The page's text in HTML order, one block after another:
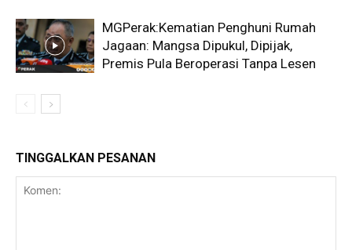
MGPerak:Kematian Penghuni Rumah
Jagaan: Mangsa Dipukul, Dipijak,
Premis Pula Beroperasi Tanpa Lesen
TINGGALKAN PESANAN